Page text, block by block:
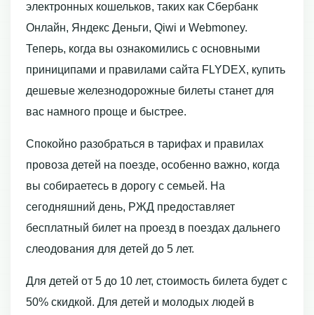
электронных кошельков, таких как Сбербанк
Онлайн, Яндекс Деньги, Qiwi и Webmoney.
Теперь, когда вы ознакомились с основными
приниципами и правилами сайта FLYDEX, купить
дешевые железнодорожные билеты станет для
вас намного проще и быстрее.
Спокойно разобраться в тарифах и правилах
провоза детей на поезде, особенно важно, когда
вы собираетесь в дорогу с семьей. На
сегодняшний день, РЖД предоставляет
бесплатный билет на проезд в поездах дальнего
слеодования для детей до 5 лет.
Для детей от 5 до 10 лет, стоимость билета будет с
50% скидкой. Для детей и молодых людей в